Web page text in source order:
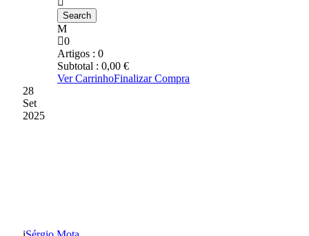
0
Artigos : 0
Subtotal : 0,00 €
Ver CarrinhoFinalizar Compra
28
Set
2025